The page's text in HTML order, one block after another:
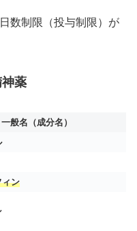
数制限（投与制限）が
薬
一般名（成分名）
ィン